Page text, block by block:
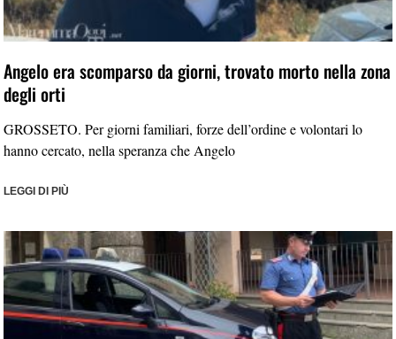
Angelo era scomparso da giorni, trovato morto nella zona
degli orti
GROSSETO. Per giorni familiari, forze dell’ordine e volontari lo
hanno cercato, nella speranza che Angelo
LEGGI DI PIÙ